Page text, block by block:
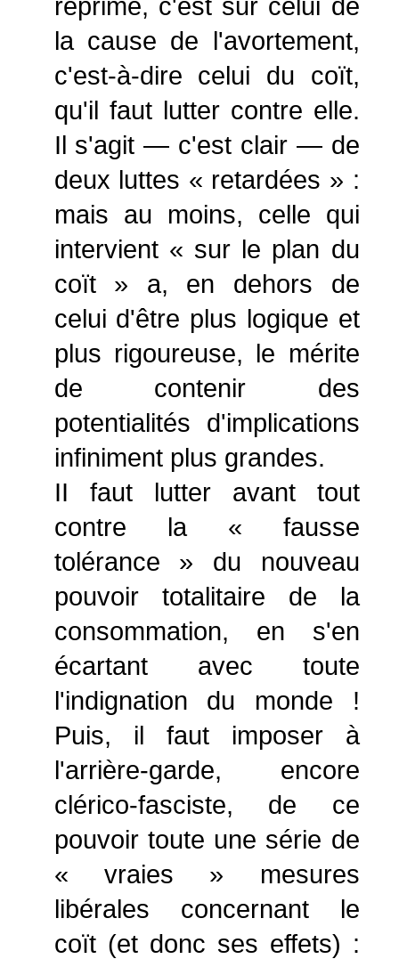
réprime, c'est sur celui de
la cause de l'avortement,
c'est-à-dire celui du coït,
qu'il faut lutter contre elle.
Il s'agit — c'est clair — de
deux luttes « retardées » :
mais au moins, celle qui
intervient « sur le plan du
coït » a, en dehors de
celui d'être plus logique et
plus rigoureuse, le mérite
de contenir des
potentialités d'implications
infiniment plus grandes.
II faut lutter avant tout
contre la « fausse
tolérance » du nouveau
pouvoir totalitaire de la
consommation, en s'en
écartant avec toute
l'indignation du monde !
Puis, il faut imposer à
l'arrière-garde, encore
clérico-fasciste, de ce
pouvoir toute une série de
« vraies » mesures
libérales concernant le
coït (et donc ses effets) :